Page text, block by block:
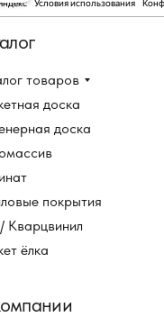
товаров
доска
доска
покрытия
Кварцвинил
ёлка